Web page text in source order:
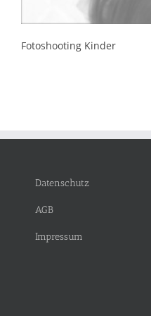
Fotoshooting Kinder
Datenschutz
AGB
Impressum